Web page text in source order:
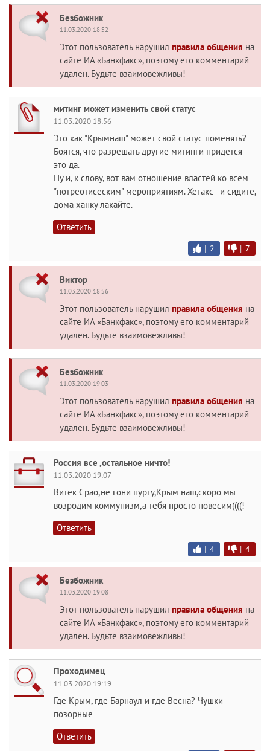
Безбожник
11.03.2020 18:52
Этот пользователь нарушил правила общения на
сайте ИА «Банкфакс», поэтому его комментарий
удален. Будьте взаимовежливы!
митинг может изменить свой статус
11.03.2020 18:56
Это как "Крымнаш" может свой статус поменять?
Боятся, что разрешать другие митинги придётся -
это да.
Ну и, к слову, вот вам отношение властей ко всем
"потреотисеским" мероприятиям. Хегакс - и сидите,
дома ханку лакайте.
Ответить
| 2 | 7
Виктор
11.03.2020 18:56
Этот пользователь нарушил правила общения на
сайте ИА «Банкфакс», поэтому его комментарий
удален. Будьте взаимовежливы!
Безбожник
11.03.2020 19:03
Этот пользователь нарушил правила общения на
сайте ИА «Банкфакс», поэтому его комментарий
удален. Будьте взаимовежливы!
Россия все ,остальное ничто!
11.03.2020 19:07
Витек Срао,не гони пургу,Крым наш,скоро мы
возродим коммунизм,а тебя просто повесим((((!
Ответить
| 4 | 4
Безбожник
11.03.2020 19:08
Этот пользователь нарушил правила общения на
сайте ИА «Банкфакс», поэтому его комментарий
удален. Будьте взаимовежливы!
Проходимец
11.03.2020 19:19
Где Крым, где Барнаул и где Весна? Чушки
позорные
Ответить